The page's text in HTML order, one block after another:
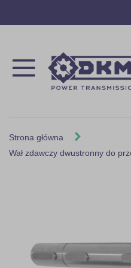
Strona główna
Wał zdawczy dwustronny do
images
gallery